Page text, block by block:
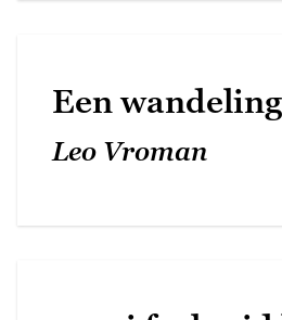
Een
Leo Vroman